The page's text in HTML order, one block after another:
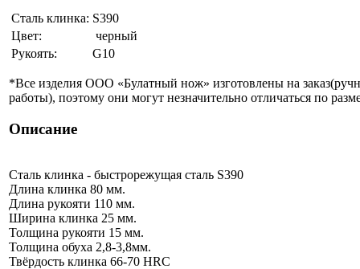
Сталь клинка: S390
Цвет:
черный
Рукоять:
G10
*Все изделия ООО «Булатный нож» изготовлены на
работы), поэтому они могут незначительно отличаться по
Описание
Сталь клинка - быстрорежущая сталь S390
Длина клинка 80 мм.
Длина рукояти 110 мм.
Ширина клинка 25 мм.
Толщина рукояти 15 мм.
Толщина обуха 2,8-3,8мм.
Твёрдость клинка 66-70 HRC